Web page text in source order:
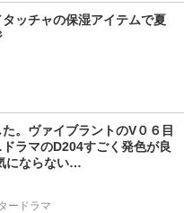
ッチャの保湿アイテムで夏
。ヴァイブラントのV０６目
ラマのD204すごく発色が良
にならない…
ードラマ